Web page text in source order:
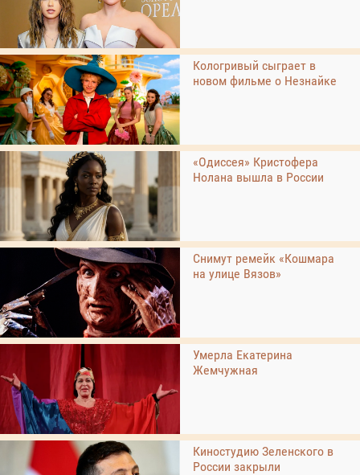
Кологривый сыграет в
новом фильме о Незнайке
«Одиссея» Кристофера
Нолана вышла в России
Снимут ремейк «Кошмара
на улице Вязов»
Умерла Екатерина
Жемчужная
Киностудию Зеленского в
России закрыли